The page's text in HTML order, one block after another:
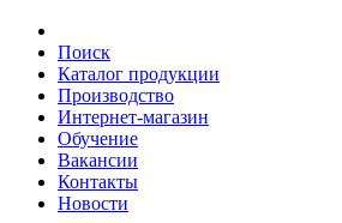
Поиск
Каталог продукции
Производство
Интернет-магазин
Обучение
Вакансии
Контакты
Новости